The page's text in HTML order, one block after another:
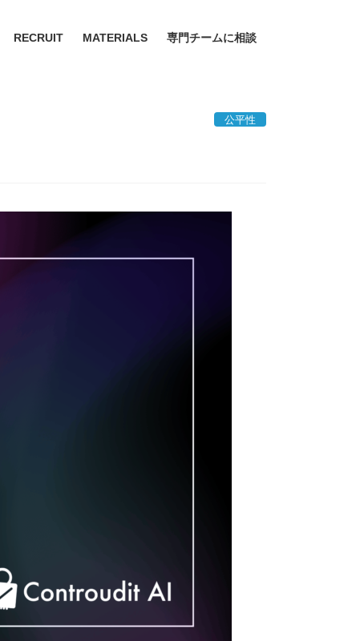
RECRUIT MATERIALS 専門チームに相談
公平性